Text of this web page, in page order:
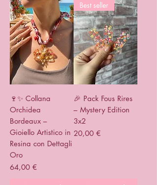
🍷✨ Collana
Orchidea
Bordeaux –
Gioiello Artistico in
Resina con Dettagli
Oro
Prezzo
64,00 €
Best seller
🎉 Pack Fous Rires
– Mystery Edition
3x2
Prezzo
20,00 €